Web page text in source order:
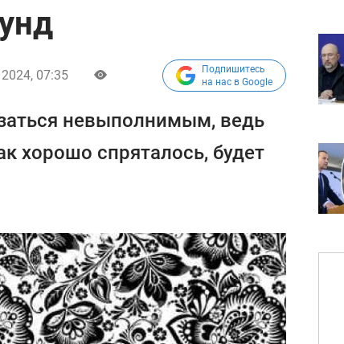
07:35
Подпишитесь
на нас в Google
невыполнимым, ведь
хорошо спряталось, будет